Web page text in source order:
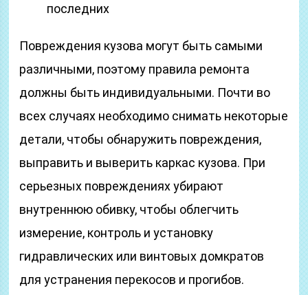
последних
Повреждения кузова могут быть самыми
различными, поэтому правила ремонта
должны быть индивидуальными. Почти во
всех случаях необходимо снимать некоторые
детали, чтобы обнаружить повреждения,
выправить и выверить каркас кузова. При
серьезных повреждениях убирают
внутреннюю обивку, чтобы облегчить
измерение, контроль и установку
гидравлических или винтовых домкратов
для устранения перекосов и прогибов.